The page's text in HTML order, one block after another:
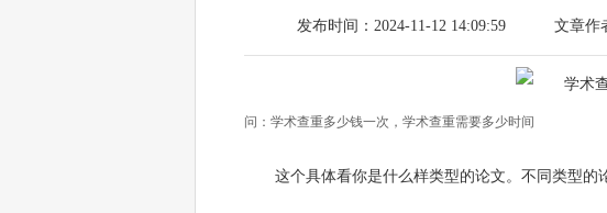
发布时间：2024-11-12 14:09:59 文章作
问：学术查重多少钱一次，学术查重需要多少时间
这个具体看你是什么样类型的论文。不同类型的